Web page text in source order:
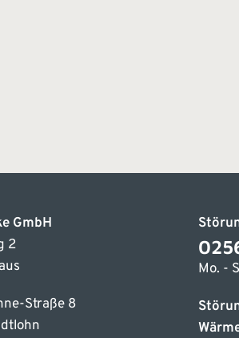
GmbH
2
Straße 8
Mo. -